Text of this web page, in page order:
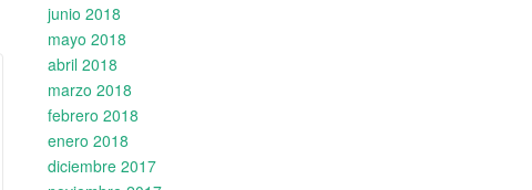
junio 2018
mayo 2018
abril 2018
marzo 2018
febrero 2018
enero 2018
diciembre 2017